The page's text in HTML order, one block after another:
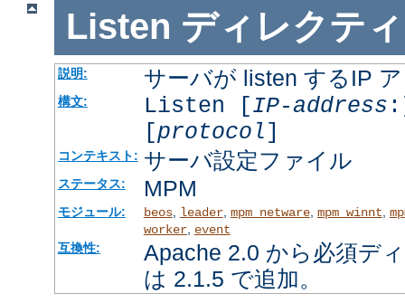
Listen ディレクテ
説明: サーバが listen するIP
構文: Listen [IP-address
[protocol]
コンテキスト: サーバ設定ファイル
ステータス: MPM
モジュール: beos, leader, mpm_netware, mpm_winnt
worker, event
互換性:
Apache 2.0 から必須デ
は 2.1.5 で追加。